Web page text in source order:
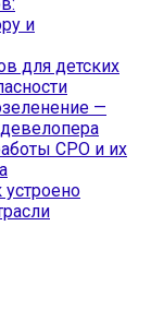
и
для детских
—
СРО и их
устроено